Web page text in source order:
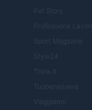
Pet Story
Professione Lavoro
Sport Magazine
Style24
Think.it
Tuobenessere
Viaggiamo